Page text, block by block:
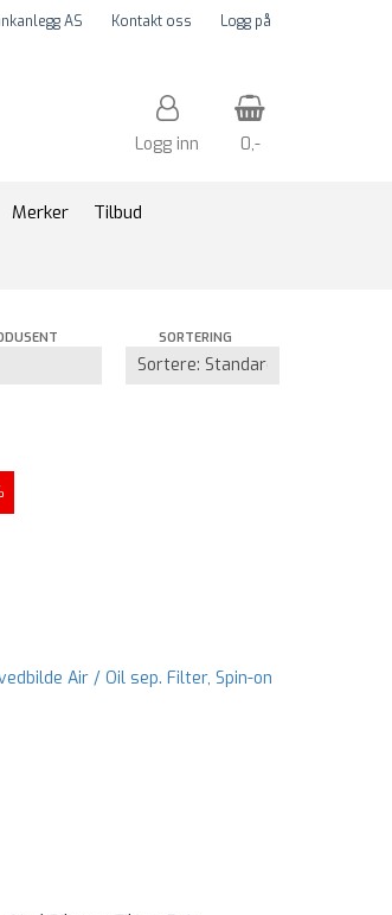
AS Kontakt oss Logg på
Logg inn 0,-
Merker Tilbud
SORTERING
Trykk ENTER for å søke